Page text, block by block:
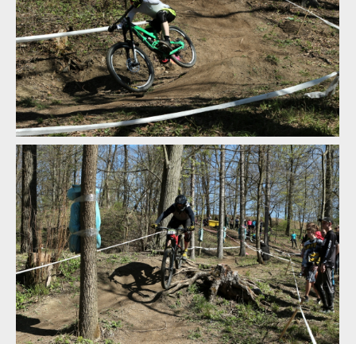
WBS: Bučovice otevřely sezónu woodbajku
WBS: Bučovice otevřely sezónu woodbajku